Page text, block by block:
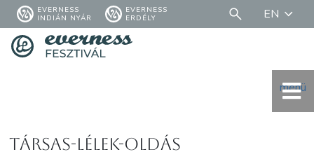
EVERNESS
INDIÁN NYÁR
EVERNESS
ERDÉLY
EN
menü
Társas-LÉLEK-Oldás